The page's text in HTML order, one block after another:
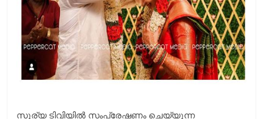
സൂര്യ ടിവിയിൽ സംപ്രേഷണം ചെയ്യുന്ന